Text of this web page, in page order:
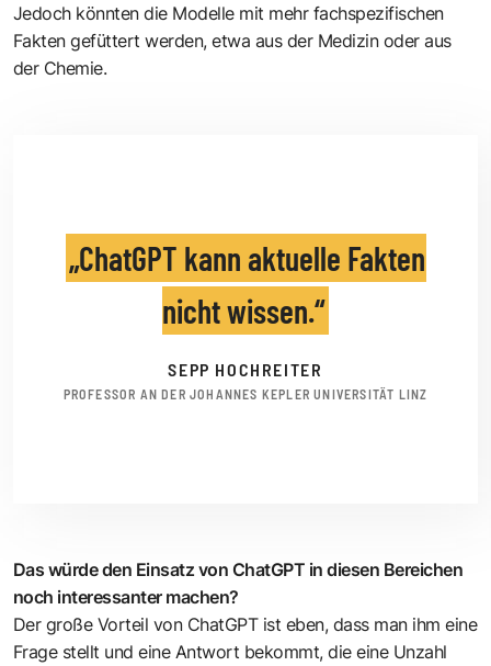
Jedoch könnten die Modelle mit mehr fachspezifischen
Fakten gefüttert werden, etwa aus der Medizin oder aus
der Chemie.
ChatGPT kann aktuelle Fakten
nicht wissen.
SEPP HOCHREITER
PROFESSOR AN DER JOHANNES KEPLER UNIVERSITÄT LINZ
Das würde den Einsatz von ChatGPT in diesen Bereichen
noch interessanter machen?
Der große Vorteil von ChatGPT ist eben, dass man ihm eine
Frage stellt und eine Antwort bekommt, die eine Unzahl